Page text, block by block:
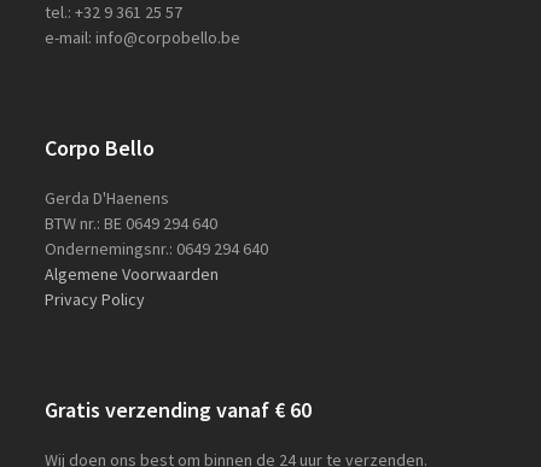
tel.: +32 9 361 25 57
e-mail: info@corpobello.be
Corpo Bello
Gerda D'Haenens
BTW nr.: BE 0649 294 640
Ondernemingsnr.: 0649 294 640
Algemene Voorwaarden
Privacy Policy
Gratis verzending vanaf € 60
Wij doen ons best om binnen de 24 uur te verzenden.